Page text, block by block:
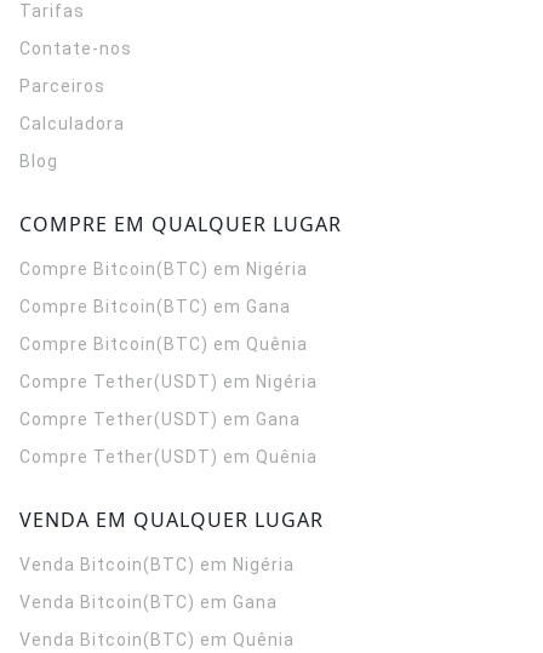
Tarifas
Contate-nos
Parceiros
Calculadora
Blog
COMPRE EM QUALQUER LUGAR
Compre Bitcoin(BTC) em Nigéria
Compre Bitcoin(BTC) em Gana
Compre Bitcoin(BTC) em Quênia
Compre Tether(USDT) em Nigéria
Compre Tether(USDT) em Gana
Compre Tether(USDT) em Quênia
VENDA EM QUALQUER LUGAR
Venda Bitcoin(BTC) em Nigéria
Venda Bitcoin(BTC) em Gana
Venda Bitcoin(BTC) em Quênia